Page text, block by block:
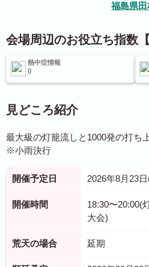
福島県
会場周辺のお役立ち指数【
熱中症情報
見どころ紹介
最大級の灯籠流しと1000発の打ち
※小雨決行
開催予定日 2026年8月23
開催時間
18:30〜20:00(
大会)
荒天の場合 延期